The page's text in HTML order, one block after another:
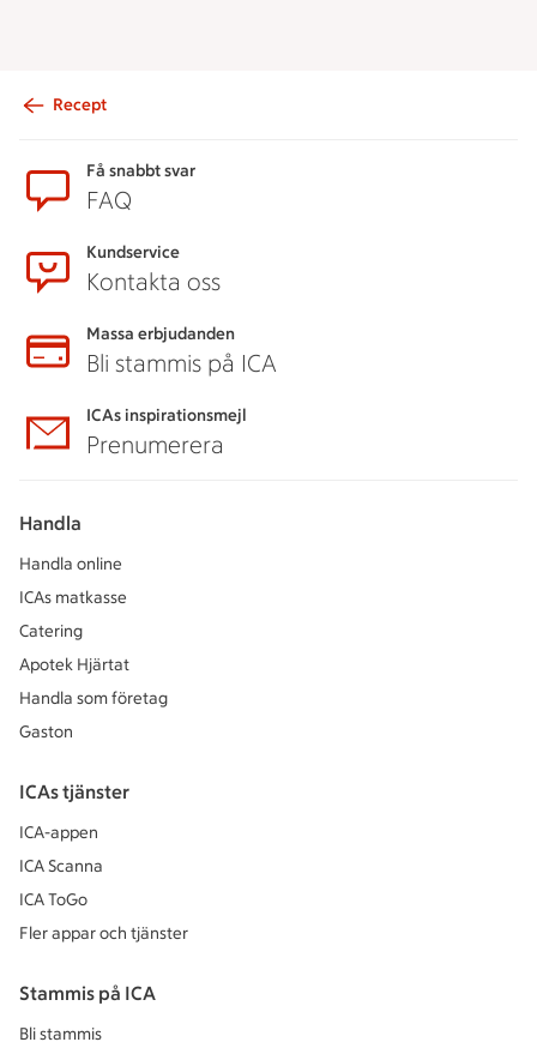
Recept
Få snabbt svar
FAQ
Kundservice
Kontakta oss
Massa erbjudanden
Bli stammis på ICA
ICAs inspirationsmejl
Prenumerera
Handla
Handla online
ICAs matkasse
Catering
Apotek Hjärtat
Handla som företag
Gaston
ICAs tjänster
ICA-appen
ICA Scanna
ICA ToGo
Fler appar och tjänster
Stammis på ICA
Bli stammis